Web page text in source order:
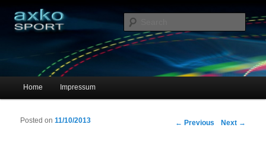
axko-sport – Sportschuhe online
Main menu
Skip to primary content
Skip to secondary content
Home Impressum
Post navigation
← Previous Next →
Posted on11/10/2013